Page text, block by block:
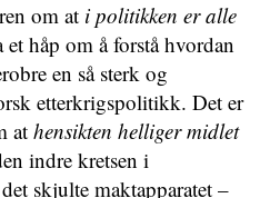
om at i politikken er alle
håp om å forstå hvordan
en så sterk og
etterkrigspolitikk. Det er
at hensikten helliger midlet
indre kretsen i
skjulte maktapparatet –